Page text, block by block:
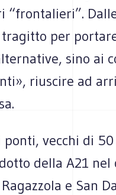
“frontalieri”.
per
sino ai
riuscire ad
vecchi di
della A21 nel
e San